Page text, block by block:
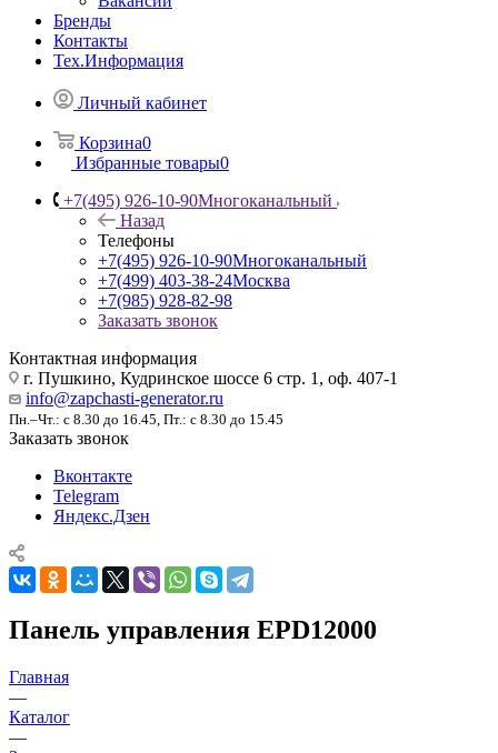
Бренды
Контакты
Тех.Информация
Личный кабинет
Корзина0
Избранные товары0
+7(495) 926-10-90Многоканальный
Назад
Телефоны
+7(495) 926-10-90Многоканальный
+7(499) 403-38-24Москва
+7(985) 928-82-98
Заказать звонок
Контактная информация
г. Пушкино, Кудринское шоссе 6 стр. 1, оф. 407-1
info@zapchasti-generator.ru
Пн.–Чт.: с 8.30 до 16.45, Пт.: с 8.30 до 15.45
Заказать звонок
Вконтакте
Telegram
Яндекс.Дзен
Панель управления EPD12000
Главная
—
Каталог
—